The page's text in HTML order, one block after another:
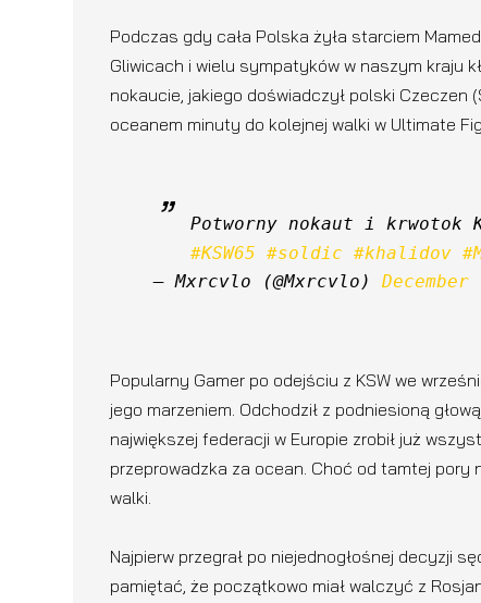
Podczas gdy cała Polska żyła starciem
Gliwicach i wielu sympatyków w naszym kraju
nokaucie, jakiego doświadczył polski Czeczen
oceanem minuty do kolejnej walki w Ultimate
#KSW65 #soldic #khalidov
— Mxrcvlo (@Mxrcvlo)
Popularny Gamer po odejściu z KSW we
jego marzeniem. Odchodził z podniesioną
największej federacji w Europie zrobił już
przeprowadzka za ocean. Choć od tamtej pory
walki.
Najpierw przegrał po niejednogłośnej decyzji
pamiętać, że początkowo miał walczyć z